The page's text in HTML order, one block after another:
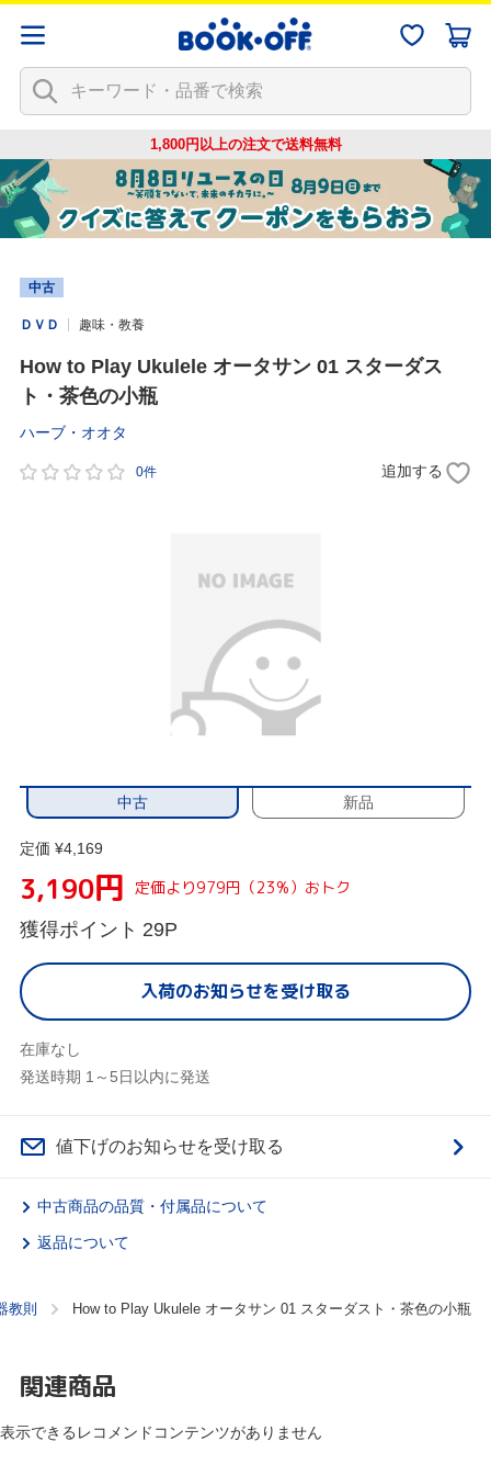
1,800円以上の注文で送料無料
中古
ＤＶＤ 趣味・教養
How to Play Ukulele オータサン 01 スターダス
ト・茶色の小瓶
ハーブ・オオタ
0件 追加する
中古 新品
定価 ¥4,169
3,190円 定価より979円（23%）おトク
獲得ポイント 29P
入荷のお知らせを受け取る
在庫なし
発送時期 1～5日以内に発送
値下げのお知らせを受け取る
中古商品の品質・付属品について
返品について
教則 How to Play Ukulele オータサン 01 スターダスト・茶色の小瓶
関連商品
表示できるレコメンドコンテンツがありません